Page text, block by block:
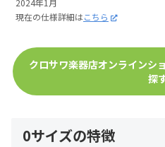
2024年1月
現在の仕様詳細はこちら
クロサワ楽器店オンラインシ
探
0サイズの特徴